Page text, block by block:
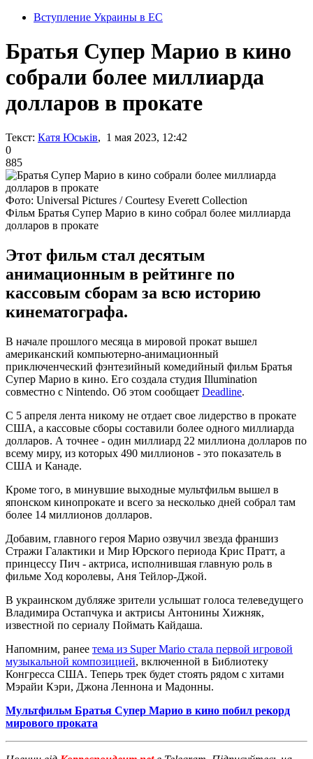
Вступление Украины в ЕС
Братья Супер Марио в кино
собрали более миллиарда
долларов в прокате
Текст: Катя Юськів, 1 мая 2023, 12:42
0
885
Фото: Universal Pictures / Courtesy Everett Collection
Фільм Братья Супер Марио в кино собрал более миллиарда
долларов в прокате
Этот фильм стал десятым
анимационным в рейтинге по
кассовым сборам за всю историю
кинематографа.
В начале прошлого месяца в мировой прокат вышел
американский компьютерно-анимационный
приключенческий фэнтезийный комедийный фильм Братья
Супер Марио в кино. Его создала студия Illumination
совместно с Nintendo. Об этом сообщает Deadline.
С 5 апреля лента никому не отдает свое лидерство в прокате
США, а кассовые сборы составили более одного миллиарда
долларов. А точнее - один миллиард 22 миллиона долларов по
всему миру, из которых 490 миллионов - это показатель в
США и Канаде.
Кроме того, в минувшие выходные мультфильм вышел в
японском кинопрокате и всего за несколько дней собрал там
более 14 миллионов долларов.
Добавим, главного героя Марио озвучил звезда франшиз
Стражи Галактики и Мир Юрского периода Крис Пратт, а
принцессу Пич - актриса, исполнившая главную роль в
фильме Ход королевы, Аня Тейлор-Джой.
В украинском дубляже зрители услышат голоса телеведущего
Владимира Остапчука и актрисы Антонины Хижняк,
известной по сериалу Поймать Кайдаша.
Напомним, ранее тема из Super Mario стала первой игровой
музыкальной композицией, включенной в Библиотеку
Конгресса США. Теперь трек будет стоять рядом с хитами
Мэрайи Кэри, Джона Леннона и Мадонны.
Мультфильм Братья Супер Марио в кино побил рекорд
мирового проката